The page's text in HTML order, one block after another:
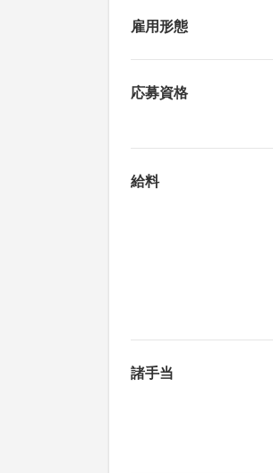
雇用形態
応募資格
給料
諸手当